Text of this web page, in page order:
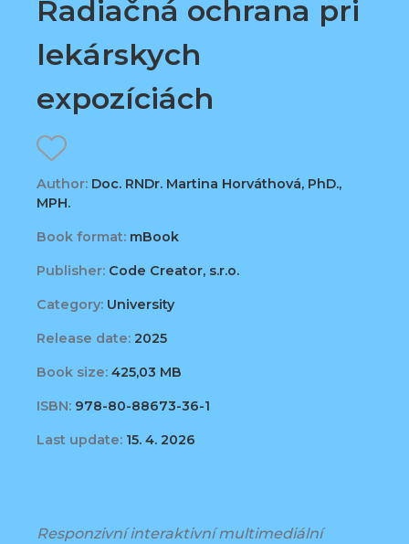
Radiačná ochrana pri
lekárskych
expozíciách
Author: Doc. RNDr. Martina Horváthová, PhD.,
MPH.
Book format: mBook
Publisher: Code Creator, s.r.o.
Category: University
Release date: 2025
Book size: 425,03 MB
ISBN: 978-80-88673-36-1
Last update: 15. 4. 2026
Responzivní interaktivní multimediální